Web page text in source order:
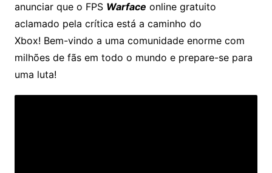
anunciar que o FPS Warface online gratuito
aclamado pela crítica está a caminho do
Xbox! Bem-vindo a uma comunidade enorme com
milhões de fãs em todo o mundo e prepare-se para
uma luta!